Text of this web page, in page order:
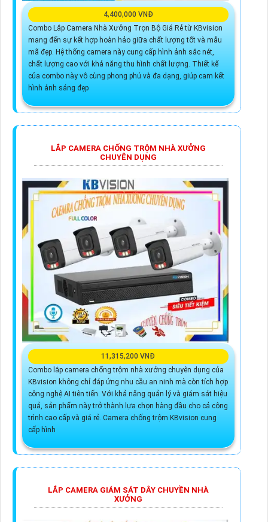
4,400,000 VNĐ
Combo Lắp Camera Nhà Xưởng Trọn Bộ Giá Rẻ từ KBvision
mang đến sự kết hợp hoàn hảo giữa chất lượng tốt và mẫu
mã đẹp. Hệ thống camera này cung cấp hình ảnh sắc nét,
chất lượng cao với khả năng thu hình chất lượng. Thiết kế
của combo này vô cùng phong phú và đa dạng, giúp cam kết
hình ảnh sáng đẹp
LẮP CAMERA CHỐNG TRỘM NHÀ XƯỞNG
CHUYÊN DỤNG
11,315,200 VNĐ
Combo lắp camera chống trộm nhà xưởng chuyên dụng của
KBvision không chỉ đáp ứng nhu cầu an ninh mà còn tích hợp
công nghệ AI tiên tiến. Với khả năng quản lý và giám sát hiệu
quả, sản phẩm này trở thành lựa chọn hàng đầu cho cả công
trình cao cấp và giá rẻ. Camera chống trộm KBvision cung
cấp hình
LẮP CAMERA GIÁM SÁT DÂY CHUYỀN NHÀ
XƯỞNG